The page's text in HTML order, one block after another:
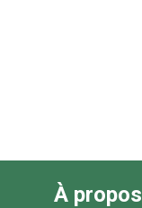
À propos